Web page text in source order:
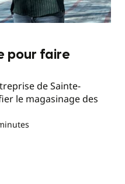
pour faire
de Sainte-
le magasinage des